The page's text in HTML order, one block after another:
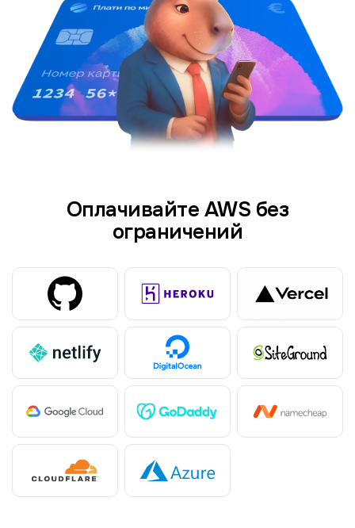
Оплачивайте AWS без
ограничений